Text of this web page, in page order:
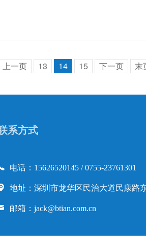
上一页 13 14 15 下一页 末
系方式
电话：15626520145 / 0755-23761301
地址：深圳市龙华区民治大道民康路
邮箱：jack@btian.com.cn